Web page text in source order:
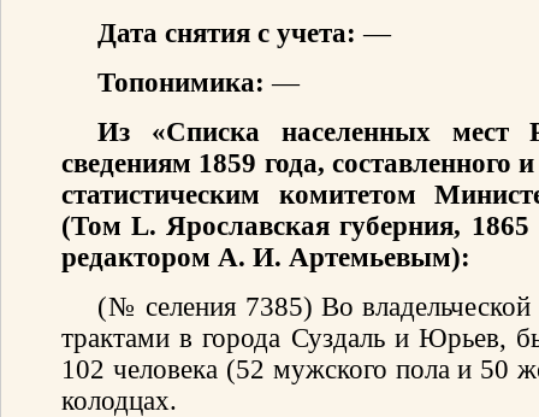
Дата снятия с учета: —
Топонимика: —
Из «Списка населенных мест
сведениям 1859 года,
статистическим комитетом
(Том L. Ярославская губерния,
редактором А. И. Артемьевым):
(№ селения 7385) Во
трактами в города Суздаль и Юрьев,
102 человека (52 мужского пола и 50
колодцах.